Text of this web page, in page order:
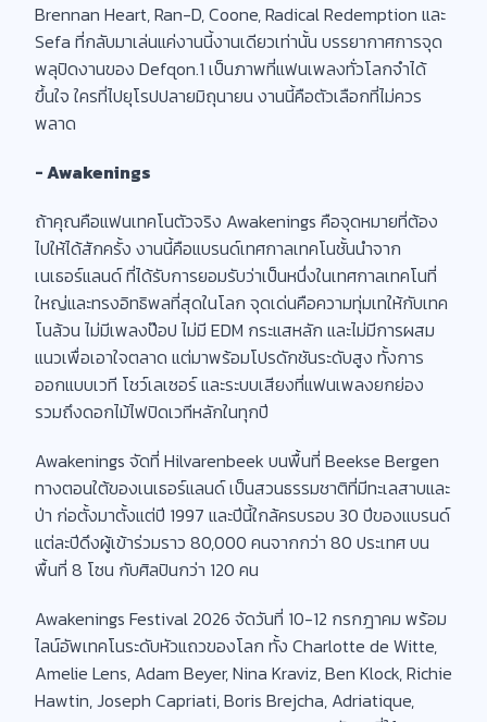
Brennan Heart, Ran-D, Coone, Radical Redemption และ
Sefa ที่กลับมาเล่นแค่งานนี้งานเดียวเท่านั้น บรรยากาศการจุด
พลุปิดงานของ Defqon.1 เป็นภาพที่แฟนเพลงทั่วโลกจำได้
ขึ้นใจ ใครที่ไปยุโรปปลายมิถุนายน งานนี้คือตัวเลือกที่ไม่ควร
พลาด
- Awakenings
ถ้าคุณคือแฟนเทคโนตัวจริง Awakenings คือจุดหมายที่ต้อง
ไปให้ได้สักครั้ง งานนี้คือแบรนด์เทศกาลเทคโนชั้นนำจาก
เนเธอร์แลนด์ ที่ได้รับการยอมรับว่าเป็นหนึ่งในเทศกาลเทคโนที่
ใหญ่และทรงอิทธิพลที่สุดในโลก จุดเด่นคือความทุ่มเทให้กับเทค
โนล้วน ไม่มีเพลงป๊อป ไม่มี EDM กระแสหลัก และไม่มีการผสม
แนวเพื่อเอาใจตลาด แต่มาพร้อมโปรดักชันระดับสูง ทั้งการ
ออกแบบเวที โชว์เลเซอร์ และระบบเสียงที่แฟนเพลงยกย่อง
รวมถึงดอกไม้ไฟปิดเวทีหลักในทุกปี
Awakenings จัดที่ Hilvarenbeek บนพื้นที่ Beekse Bergen
ทางตอนใต้ของเนเธอร์แลนด์ เป็นสวนธรรมชาติที่มีทะเลสาบและ
ป่า ก่อตั้งมาตั้งแต่ปี 1997 และปีนี้ใกล้ครบรอบ 30 ปีของแบรนด์
แต่ละปีดึงผู้เข้าร่วมราว 80,000 คนจากกว่า 80 ประเทศ บน
พื้นที่ 8 โซน กับศิลปินกว่า 120 คน
Awakenings Festival 2026 จัดวันที่ 10-12 กรกฎาคม พร้อม
ไลน์อัพเทคโนระดับหัวแถวของโลก ทั้ง Charlotte de Witte,
Amelie Lens, Adam Beyer, Nina Kraviz, Ben Klock, Richie
Hawtin, Joseph Capriati, Boris Brejcha, Adriatique,